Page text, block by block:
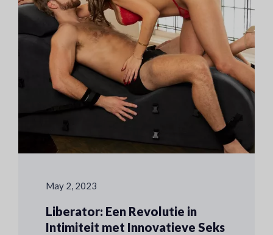
May 2, 2023
Liberator: Een Revolutie in
Intimiteit met Innovatieve Seks